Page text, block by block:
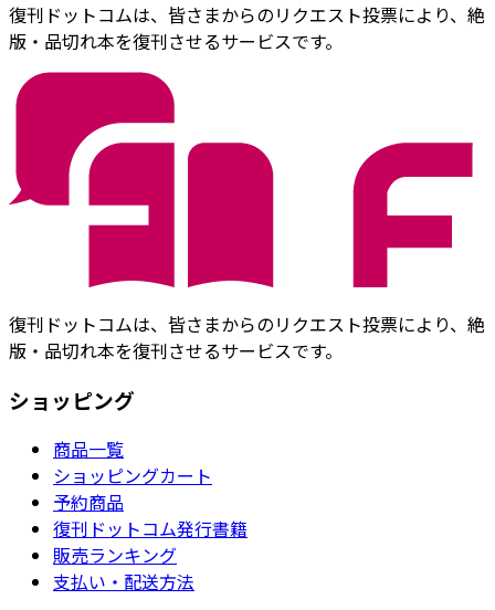
復刊ドットコムは、皆さまからのリクエスト投票により、絶
版・品切れ本を復刊させるサービスです。
復刊ドットコムは、皆さまからのリクエスト投票により、絶
版・品切れ本を復刊させるサービスです。
ショッピング
商品一覧
ショッピングカート
予約商品
復刊ドットコム発行書籍
販売ランキング
支払い・配送方法